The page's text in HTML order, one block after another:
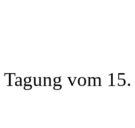
Tagung vom